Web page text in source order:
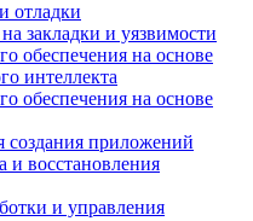
отладки
закладки и уязвимости
обеспечения на основе
интеллекта
обеспечения на основе
приложений
и восстановления
и управления